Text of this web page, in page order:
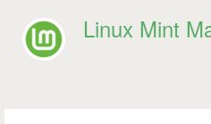
Linux Mint